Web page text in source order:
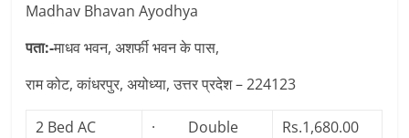
Madhav Bhavan Ayodhya
पता:-माधव भवन, अशर्फी भवन के पास,
राम कोट, कांधरपुर, अयोध्या, उत्तर प्रदेश – 224123
2 Bed AC
· Double
Rs.1,680.00